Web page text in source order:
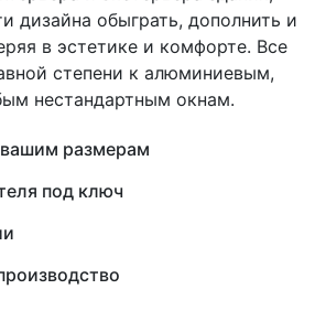
дизайна обыграть, дополнить и
в эстетике и комфорте. Все
степени к алюминиевым,
нестандартным окнам.
размерам
под ключ